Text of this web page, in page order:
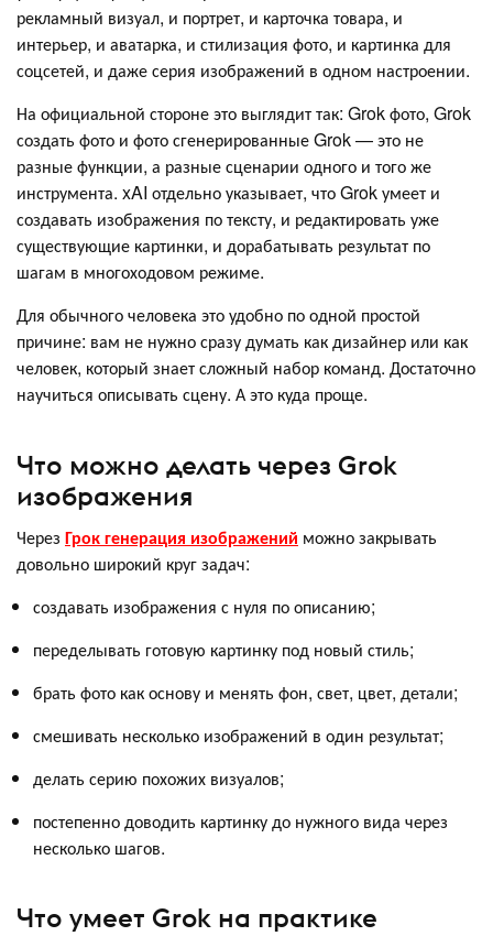
рекламный визуал, и портрет, и карточка товара, и
интерьер, и аватарка, и стилизация фото, и картинка для
соцсетей, и даже серия изображений в одном настроении.
На официальной стороне это выглядит так: Grok фото, Grok
создать фото и фото сгенерированные Grok — это не
разные функции, а разные сценарии одного и того же
инструмента. xAI отдельно указывает, что Grok умеет и
создавать изображения по тексту, и редактировать уже
существующие картинки, и дорабатывать результат по
шагам в многоходовом режиме.
Для обычного человека это удобно по одной простой
причине: вам не нужно сразу думать как дизайнер или как
человек, который знает сложный набор команд. Достаточно
научиться описывать сцену. А это куда проще.
Что можно делать через Grok
изображения
Через Грок генерация изображений можно закрывать
довольно широкий круг задач:
создавать изображения с нуля по описанию;
переделывать готовую картинку под новый стиль;
брать фото как основу и менять фон, свет, цвет, детали;
смешивать несколько изображений в один результат;
делать серию похожих визуалов;
постепенно доводить картинку до нужного вида через
несколько шагов.
Что умеет Grok на практике